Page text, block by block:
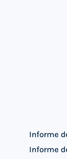
Informe
Informe